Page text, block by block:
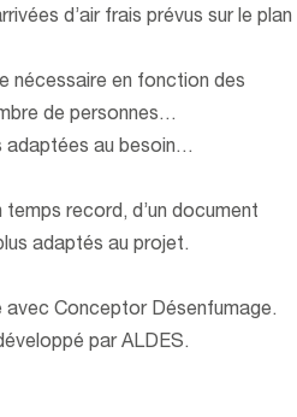
d’air frais prévus sur le plan
nécessaire en fonction des
de personnes…
adaptées au besoin…
record, d’un document
adaptés au projet.
avec Conceptor Désenfumage.
par ALDES.